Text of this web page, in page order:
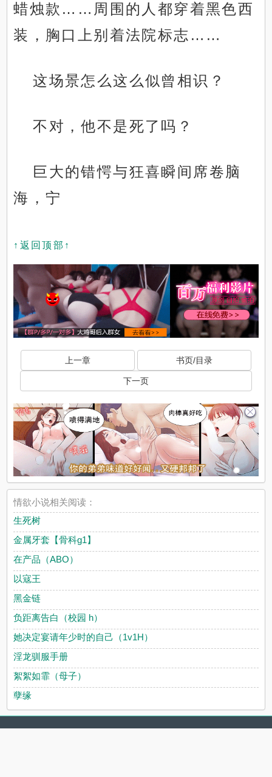
蜡烛款……周围的人都穿着黑色西
装，胸口上别着法院标志……
这场景怎么这么似曾相识？
不对，他不是死了吗？
巨大的错愕与狂喜瞬间席卷脑
海，宁
↑返回顶部↑
上一章 书页/目录
下一页
情欲小说相关阅读：
生死树
金属牙套【骨科g1】
在产品（ABO）
以寇王
黑金链
负距离告白（校园 h）
她决定宴请年少时的自己（1v1H）
淫龙驯服手册
絮絮如霏（母子）
孽缘